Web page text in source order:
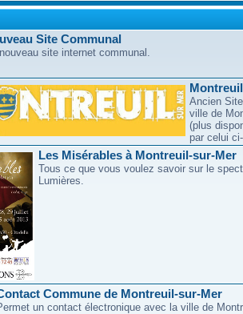
Site Communal
site internet communal.
Ancien
ville de
(plus
par celui
Les Misérables à Montreuil-sur-Mer
Tous ce que vous voulez savoir sur le
Lumières.
Commune de Montreuil-sur-Mer
un contact électronique avec la ville de